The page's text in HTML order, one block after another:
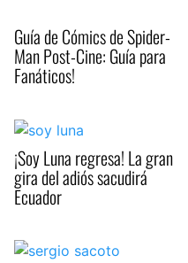
Guía de Cómics de Spider-
Man Post-Cine: Guía para
Fanáticos!
¡Soy Luna regresa! La gran
gira del adiós sacudirá
Ecuador